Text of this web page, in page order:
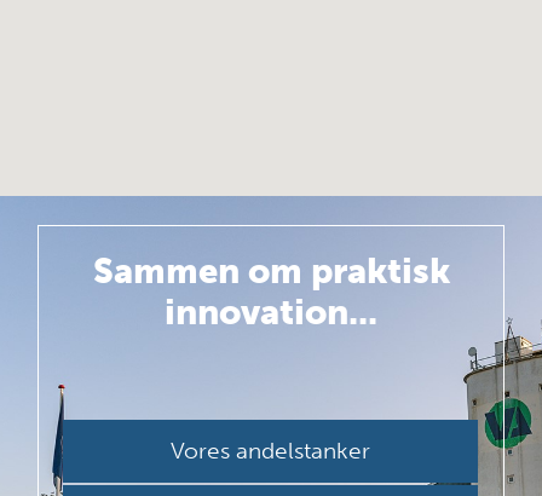
Sammen om praktisk
innovation...
Vores andelstanker